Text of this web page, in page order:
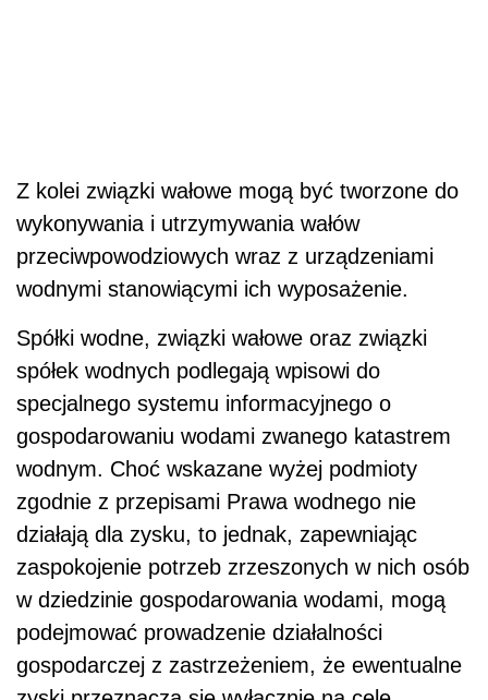
Z kolei związki wałowe mogą być tworzone do
wykonywania i utrzymywania wałów
przeciwpowodziowych wraz z urządzeniami
wodnymi stanowiącymi ich wyposażenie.
Spółki wodne, związki wałowe oraz związki
spółek wodnych podlegają wpisowi do
specjalnego systemu informacyjnego o
gospodarowaniu wodami zwanego katastrem
wodnym. Choć wskazane wyżej podmioty
zgodnie z przepisami Prawa wodnego nie
działają dla zysku, to jednak, zapewniając
zaspokojenie potrzeb zrzeszonych w nich osób
w dziedzinie gospodarowania wodami, mogą
podejmować prowadzenie działalności
gospodarczej z zastrzeżeniem, że ewentualne